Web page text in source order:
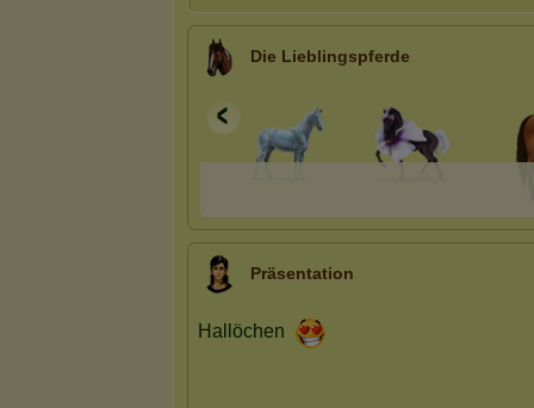
Die Lieblingspferde
Präsentation